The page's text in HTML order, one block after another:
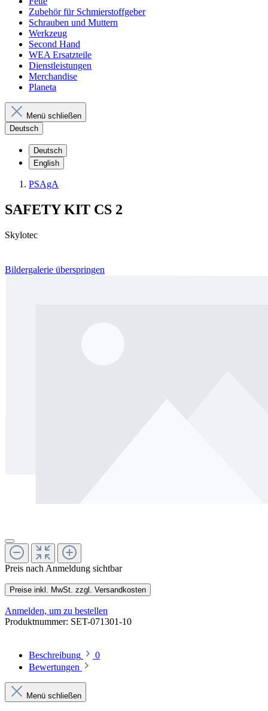
Zubehör für Schmierstoffgeber
Schrauben und Muttern
Werkzeug
Second Hand
WEA Ersatzteile
Dienstleistungen
Merchandise
Planeta
Menü schließen
Deutsch
Deutsch
English
PSAgA
SAFETY KIT CS 2
Skylotec
Bildergalerie überspringen
Preis nach Anmeldung sichtbar
Preise inkl. MwSt. zzgl. Versandkosten
Anmelden, um zu bestellen
Produktnummer: SET-071301-10
Beschreibung
0
Bewertungen
Menü schließen